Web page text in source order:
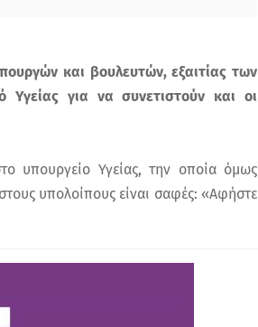
και βουλευτών, εξαιτίας των
για να συνετιστούν και οι
υπουργείο Υγείας, την οποία όμως
υπολοίπους είναι σαφές: «Αφήστε